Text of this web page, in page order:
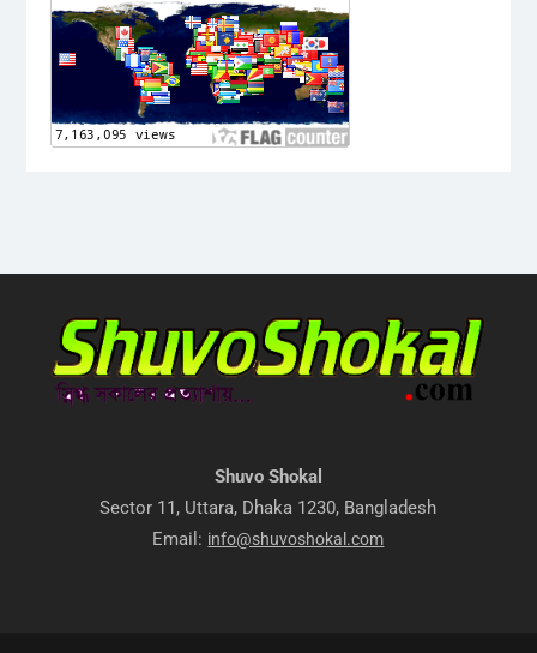
Shuvo Shokal
Sector 11, Uttara, Dhaka 1230, Bangladesh
Email: info@shuvoshokal.com